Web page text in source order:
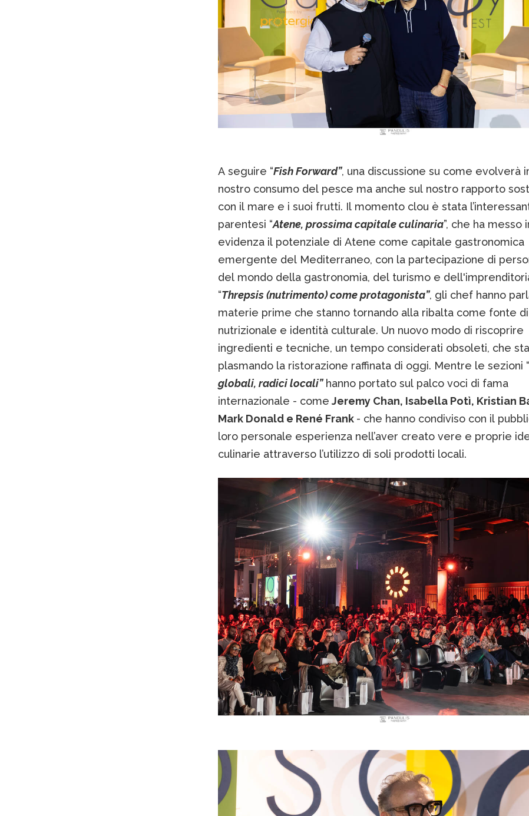
A seguire “Fish Forward”, una discussione su come evolverà
nostro consumo del pesce ma anche sul nostro rapporto
con il mare e i suoi frutti. Il momento clou è stata
parentesi “Atene, prossima capitale culinaria”, che ha messo
evidenza il potenziale di Atene come capitale gastronomica
emergente del Mediterraneo, con la partecipazione di
del mondo della gastronomia, del turismo e
“Threpsis (nutrimento) come protagonista”, gli chef hanno
materie prime che stanno tornando alla ribalta come fonte
nutrizionale e identità culturale. Un nuovo modo di riscoprire
ingredienti e tecniche, un tempo considerati obsoleti, che
plasmando la ristorazione raffinata di oggi. Mentre le sezioni “
globali, radici locali”hanno portato sul palco voci di fama
internazionale - come Jeremy Chan, Isabella Potì, Kristian
Mark Donald e René Frank - che hanno condiviso con il
loro personale esperienza nell’aver creato vere e proprie
culinarie attraverso l’utilizzo di soli prodotti locali.